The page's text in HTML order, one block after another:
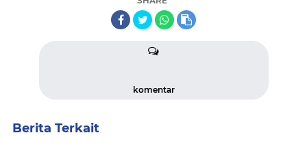
komentar
Berita Terkait